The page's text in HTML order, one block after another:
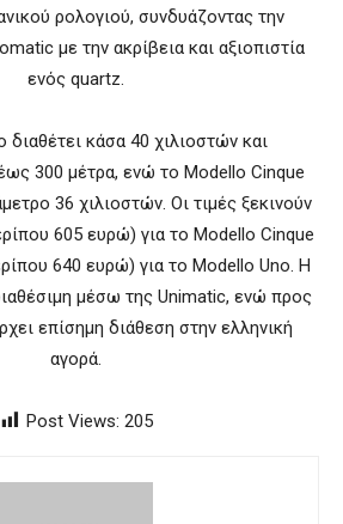
ρολογιού, συνδυάζοντας την
με την ακρίβεια και αξιοπιστία
ενός quartz.
κάσα 40 χιλιοστών και
300 μέτρα, ενώ το Modello Cinque
36 χιλιοστών. Οι τιμές ξεκινούν
605 ευρώ) για το Modello Cinque
640 ευρώ) για το Modello Uno. Η
μέσω της Unimatic, ενώ προς
επίσημη διάθεση στην ελληνική
αγορά.
Post Views: 205